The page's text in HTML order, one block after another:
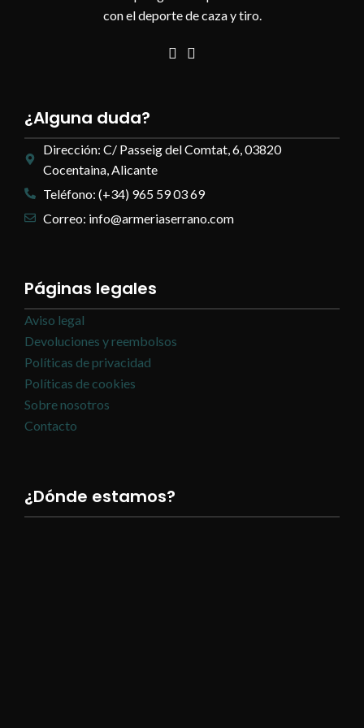
con el deporte de caza y tiro.
¿Alguna duda?
Dirección: C/ Passeig del Comtat, 6, 03820
Cocentaina, Alicante
Teléfono: (+34) 965 59 03 69
Correo: info@armeriaserrano.com
Páginas legales
Aviso legal
Devoluciones y reembolsos
Políticas de privacidad
Políticas de cookies
Sobre nosotros
Contacto
¿Dónde estamos?